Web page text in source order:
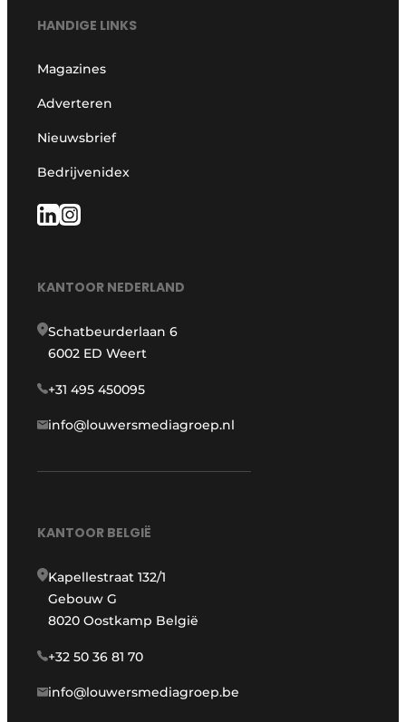
HANDIGE LINKS
Magazines
Adverteren
Nieuwsbrief
Bedrijvenidex
KANTOOR NEDERLAND
Schatbeurderlaan 6
6002 ED Weert
+31 495 450095
info@louwersmediagroep.nl
KANTOOR BELGIË
Kapellestraat 132/1
Gebouw G
8020 Oostkamp België
+32 50 36 81 70
info@louwersmediagroep.be